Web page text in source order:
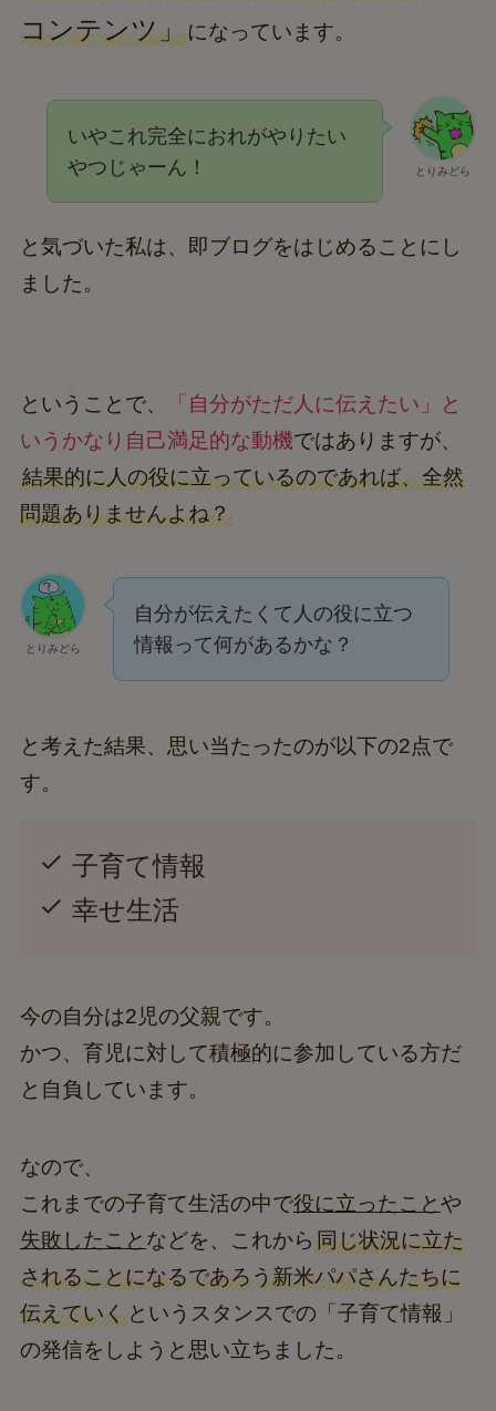
コンテンツ」になっています。
とりみどら
いやこれ完全におれがやりたい
やつじゃーん！
と気づいた私は、即ブログをはじめることにし
ました。
ということで、
「自分がただ人に伝えたい」と
いうかなり自己満足的な動機ではありますが、
結果的に人の役に立っているのであれば、全然
問題ありませんよね？
とりみどら
自分が伝えたくて人の役に立つ
情報って何があるかな？
と考えた結果、思い当たったのが以下の2点で
す。
子育て情報
幸せ生活
今の自分は2児の父親です。
かつ、育児に対して積極的に参加している方だ
と自負しています。
なので、
これまでの子育て生活の中で役に立ったことや
失敗したこと などを、これから 同じ状況に立た
されることになるであろう新米パパさんたちに
伝えていくというスタンスでの「子育て情報」
の発信をしようと思い立ちました。